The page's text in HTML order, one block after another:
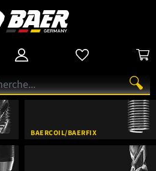
BAERCOIL/BAERFIX